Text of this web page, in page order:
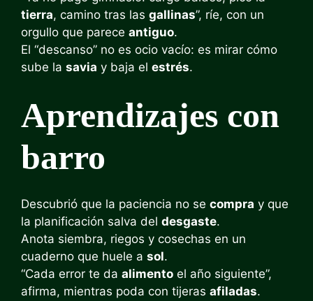
tierra, camino tras las gallinas”, ríe, con un
orgullo que parece antiguo.
El “descanso” no es ocio vacío: es mirar cómo
sube la savia y baja el estrés.
Aprendizajes con
barro
Descubrió que la paciencia no se compra y que
la planificación salva del desgaste.
Anota siembra, riegos y cosechas en un
cuaderno que huele a sol.
“Cada error te da alimento el año siguiente”,
afirma, mientras poda con tijeras afiladas.